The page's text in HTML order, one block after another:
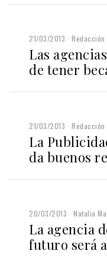
21/03/2013 Redacción
Las
de tener
21/03/2013 Redacción
La
da buenos
20/03/2013 Natalia
La agencia
futuro será